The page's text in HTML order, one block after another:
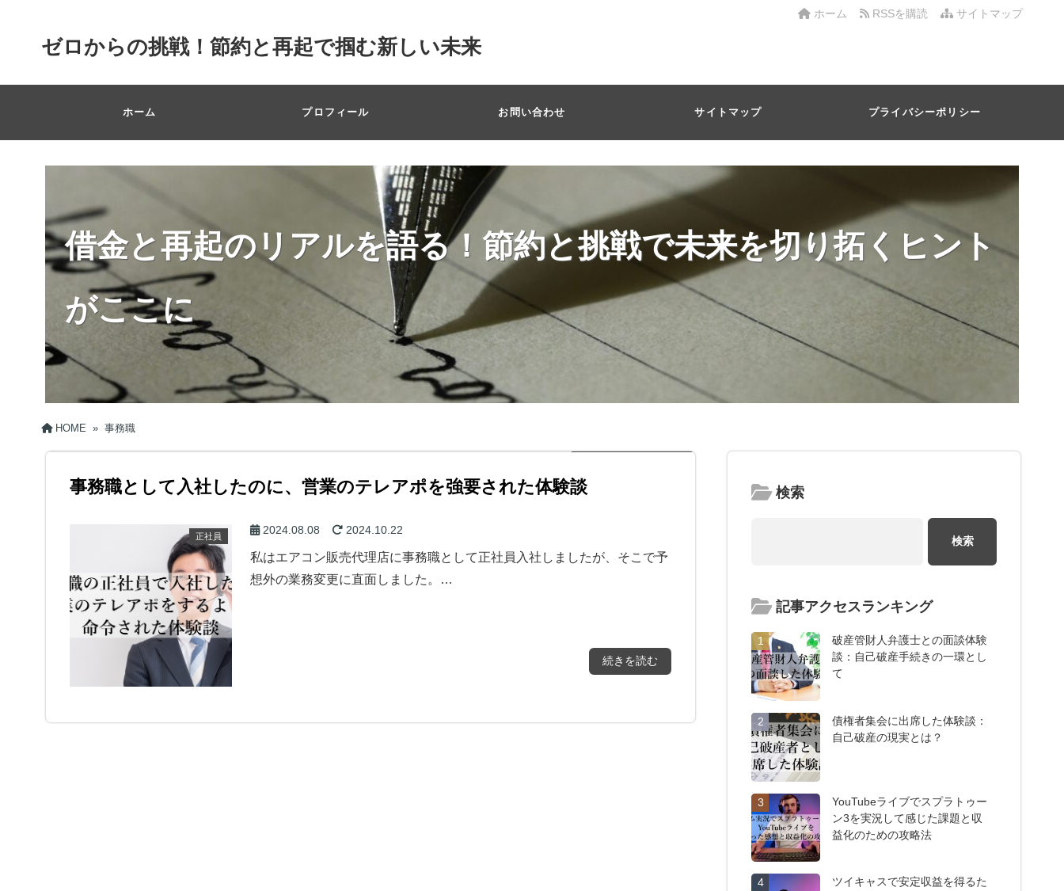
サイトマップ
RSSを購読
ホーム
ゼロからの挑戦！節約と再起で掴む新しい未来
ホーム プロフィール お問い合わせ サイトマップ プライバシーポリシー
借金と再起のリアルを語る！節約と挑戦で未来を切り拓くヒント
がここに
HOME » 事務職
事務職として入社したのに、営業のテレアポを強要された体験談
正社員 2024.08.08 2024.10.22
私はエアコン販売代理店に事務職として正社員入社しましたが、そこで予
想外の業務変更に直面しました。…
続きを読む
検索
記事アクセスランキング
1
破産管財人弁護士との面談体験
談：自己破産手続きの一環とし
て
2
債権者集会に出席した体験談：
自己破産の現実とは？
3
YouTubeライブでスプラトゥー
ン3を実況して感じた課題と収
益化のための攻略法
4
ツイキャスで安定収益を得るた